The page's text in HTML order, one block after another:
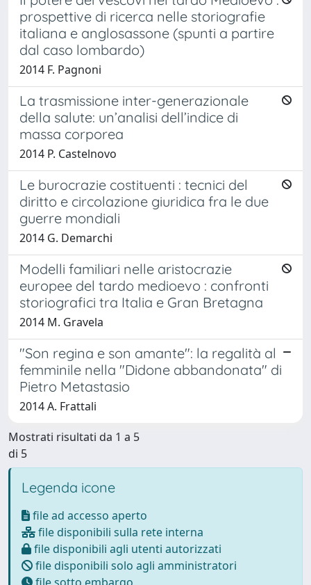
prospettive di ricerca nelle storiografie
italiana e anglosassone (spunti a partire
dal caso lombardo)
2014 F. Pagnoni
La trasmissione inter-generazionale
della salute: un’analisi dell’indice di
massa corporea
2014 P. Castelnovo
Le burocrazie costituenti : tecnici del
diritto e circolazione giuridica fra le due
guerre mondiali
2014 G. Demarchi
Modelli familiari nelle aristocrazie
europee del tardo medioevo : confronti
storiografici tra Italia e Gran Bretagna
2014 M. Gravela
"Son regina e son amante": la regalità al
femminile nella "Didone abbandonata" di
Pietro Metastasio
2014 A. Frattali
Mostrati risultati da 1 a 5
di 5
Legenda icone
file ad accesso aperto
file disponibili sulla rete interna
file disponibili agli utenti autorizzati
file disponibili solo agli amministratori
file sotto embargo